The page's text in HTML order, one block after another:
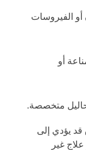
الفيروسات
أو
متخصصة.
قد يؤدي إلى
غير